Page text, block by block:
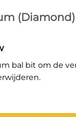
(Diamond)
bal bit om de
aantal